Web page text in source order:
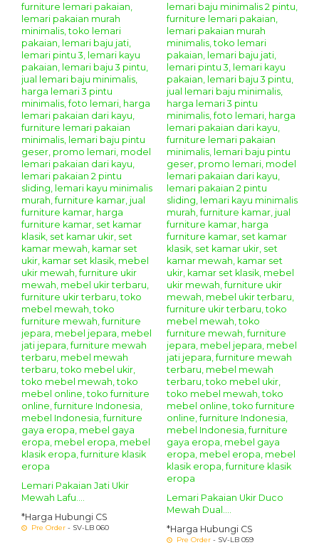
Lemari Pakaian Jati Ukir
Mewah Lafu....
*Harga Hubungi CS
Pre Order - SV-LB 060
Lemari Pakaian Ukir Duco
Mewah Dual....
*Harga Hubungi CS
Pre Order - SV-LB 059